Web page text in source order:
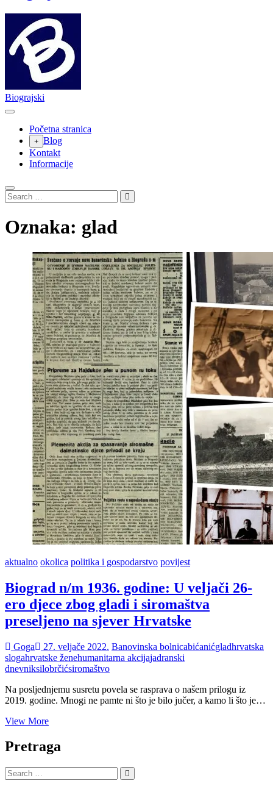
Biograjski
Početna stranica
Blog
Kontakt
Informacije
Search
…
Oznaka: glad
aktualno okolica politika i gospodarstvo povijest
Biograd n/m 1936. godine: U veljači 26-
ero djece zbog gladi i siromaštva
preseljeno na sjever Hrvatske
Goga 27. veljače 2022. Banovinska bolnicabićanićgladhrvatska
slogahrvatske ženehumanitarna akcijajadranski
dnevniksilobrčićsiromaštvo
Na posljednjemu susretu povela se rasprava o našem prilogu iz
2019. godine. Mnogi ne pamte ni što je bilo jučer, a kamo li što je…
View MoreBiograd
1936.
godine:
Pretraga
Search
…